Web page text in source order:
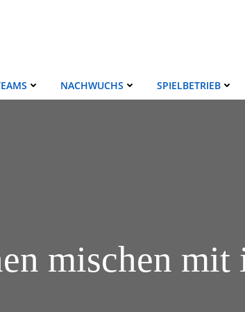
NACHWUCHS SPIELBETRIEB
mischen